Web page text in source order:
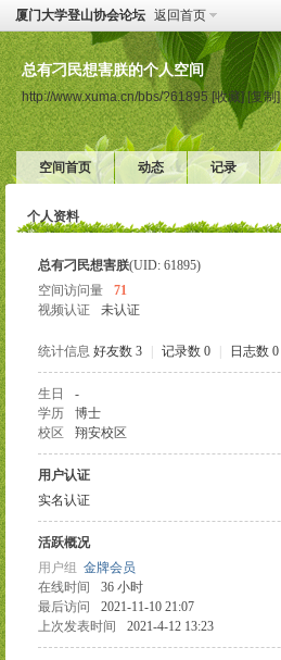
厦门大学登山协会论坛 返回首页
总有刁民想害朕的个人空间
http://www.xuma.cn/bbs/?61895 [收藏] [复制]
空间首页 动态 记录
个人资料
总有刁民想害朕(UID: 61895)
空间访问量
71
视频认证
未认证
统计信息 好友数 3 记录数 0 日志数 0
生日 -
学历
博士
校区
翔安校区
用户认证
实名认证
活跃概况
用户组 金牌会员
在线时间
36 小时
最后访问
2021-11-10 21:07
上次发表时间
2021-4-12 13:23